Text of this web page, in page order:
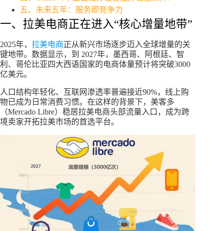
五、未来五年：服务即竞争力
一、拉美电商正在进入“核心增量地带”
2025年， 拉美电商正从新兴市场逐步迈入全球增量的关
键地带。数据显示，到 2027年，墨西哥、阿根廷、智
利、哥伦比亚四大西语国家的电商体量预计将突破3000
亿美元。
人口结构年轻化、互联网渗透率普遍接近90%，线上购
物已成为日常消费习惯。在这样的背景下，美客多
（Mercado Libre）稳居拉美电商头部流量入口，成为跨
境卖家开拓拉美市场的首选平台。